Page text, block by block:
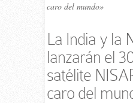
caro del mundo»
La India y la
lanzarán el
satélite
caro del